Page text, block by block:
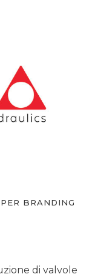
BRANDING
di valvole